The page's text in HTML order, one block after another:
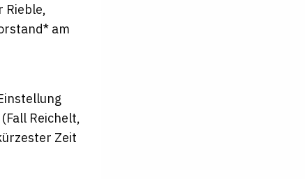
Rieble,
am
Reichelt,
Zeit